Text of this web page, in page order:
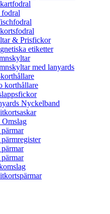
& Prisfickor
etiketter
med lanyards
korthållare
Nyckelband